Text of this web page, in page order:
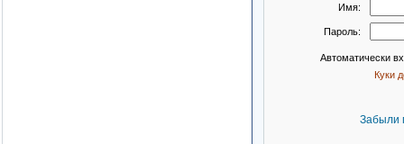
Имя:
Пароль:
Автоматически
Куки
Забыли